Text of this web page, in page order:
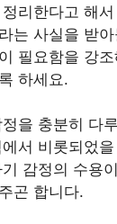
리한다고 해
는 사실을 받
필요함을 강
하세요.
을 충분히 다
서 비롯되었
감정의 수용
곤 합니다.